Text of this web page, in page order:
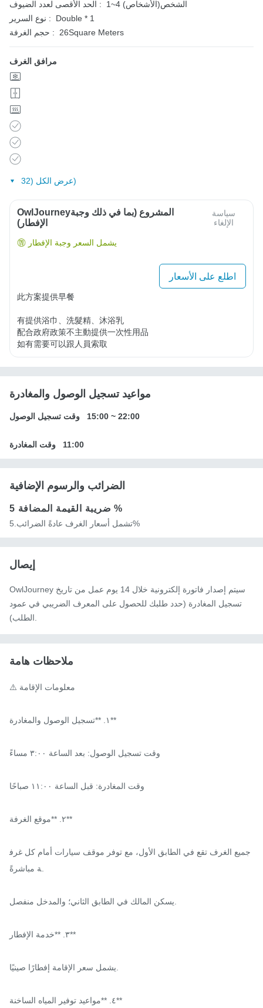
الحد الأقصى لعدد الضيوف :
1~4 الشخص(الأشخاص)
نوع السرير :
Double * 1
حجم الغرفة :
26Square Meters
مرافق الغرف
عرض الكل (32)
OwlJourneyالمشروع (بما في ذلك وجبة
الإفطار)
سياسة
الإلغاء
يشمل السعر وجبة الإفطار
اطلع على الأسعار
此方案提供早餐
有提供浴巾、洗髮精、沐浴乳
配合政府政策不主動提供一次性用品
如有需要可以跟人員索取
مواعيد تسجيل الوصول والمغادرة
وقت تسجيل الوصول 15:00 ~ 22:00
وقت المغادرة 11:00
الضرائب والرسوم الإضافية
ضريبة القيمة المضافة 5 %
تشمل أسعار الغرف عادةً الضرائب.5%
إيصال
OwlJourney سيتم إصدار فاتورة إلكترونية خلال 14 يوم عمل من تاريخ
تسجيل المغادرة (حدد طلبك للحصول على المعرف الضريبي في عمود
الطلب).
ملاحظات هامة
⚠️ معلومات الإقامة
١. **تسجيل الوصول والمغادرة**
وقت تسجيل الوصول: بعد الساعة ٣:٠٠ مساءً
وقت المغادرة: قبل الساعة ١١:٠٠ صباحًا
٢. **موقع الغرفة**
جميع الغرف تقع في الطابق الأول، مع توفر موقف سيارات أمام كل غرف
ة مباشرةً.
يسكن المالك في الطابق الثاني؛ والمدخل منفصل.
٣. **خدمة الإفطار**
يشمل سعر الإقامة إفطارًا صينيًا.
٤. **مواعيد توفير المياه الساخنة**